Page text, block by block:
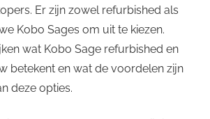
Er zijn zowel refurbished als
Kobo Sages om uit te kiezen.
wat Kobo Sage refurbished en
betekent en wat de voordelen zijn
deze opties.